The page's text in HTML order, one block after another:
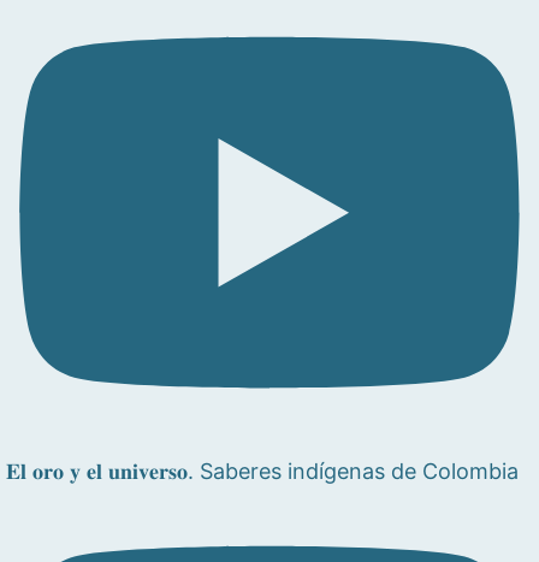
𝐄𝐥 𝐨𝐫𝐨 𝐲 𝐞𝐥 𝐮𝐧𝐢𝐯𝐞𝐫𝐬𝐨. Saberes indígenas de Colombia